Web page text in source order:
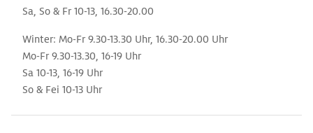
Sa, So & Fr 10-13, 16.30-20.00
Winter: Mo-Fr 9.30-13.30 Uhr, 16.30-20.00 Uhr
Mo-Fr 9.30-13.30, 16-19 Uhr
Sa 10-13, 16-19 Uhr
So & Fei 10-13 Uhr